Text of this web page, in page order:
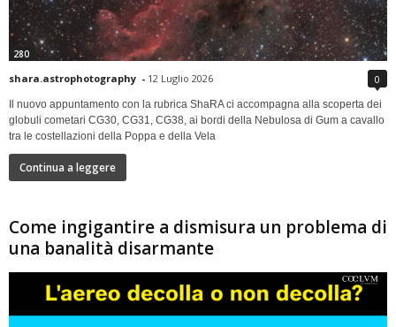
280
shara.astrophotography - 12 Luglio 2026 0
Il nuovo appuntamento con la rubrica ShaRA ci accompagna alla scoperta dei
globuli cometari CG30, CG31, CG38, ai bordi della Nebulosa di Gum a cavallo
tra le costellazioni della Poppa e della Vela
Continua a leggere
Come ingigantire a dismisura un problema di
una banalità disarmante